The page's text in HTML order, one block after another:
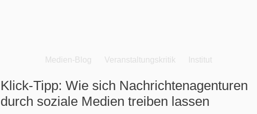
Medien-Blog Veranstaltungskritik Institut
Klick-Tipp: Wie sich Nachrichtenagenturen
durch soziale Medien treiben lassen